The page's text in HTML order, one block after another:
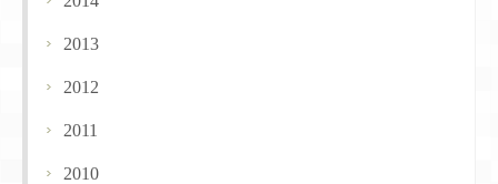
2013
2012
2011
2010